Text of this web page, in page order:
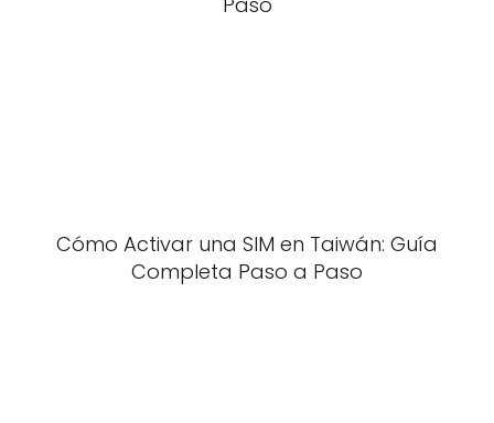
Cómo Activar una SIM en Taiwán: Guía
Completa Paso a Paso